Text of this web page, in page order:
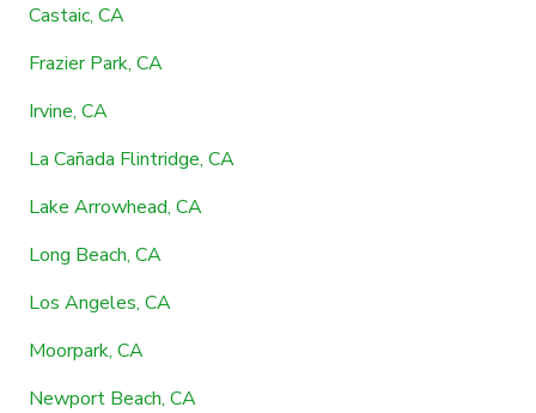
Castaic, CA
Frazier Park, CA
Irvine, CA
La Cañada Flintridge, CA
Lake Arrowhead, CA
Long Beach, CA
Los Angeles, CA
Moorpark, CA
Newport Beach, CA